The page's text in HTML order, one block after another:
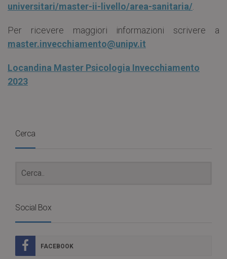
universitari/master-ii-livello/area-sanitaria/
Per ricevere maggiori informazioni scrivere a
master.invecchiamento@unipv.it
Locandina Master Psicologia Invecchiamento
2023
Cerca
Social Box
FACEBOOK